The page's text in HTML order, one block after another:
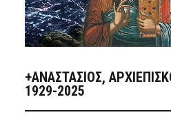
+ΑΝΑΣΤΆΣΙΟΣ,
1929-2025